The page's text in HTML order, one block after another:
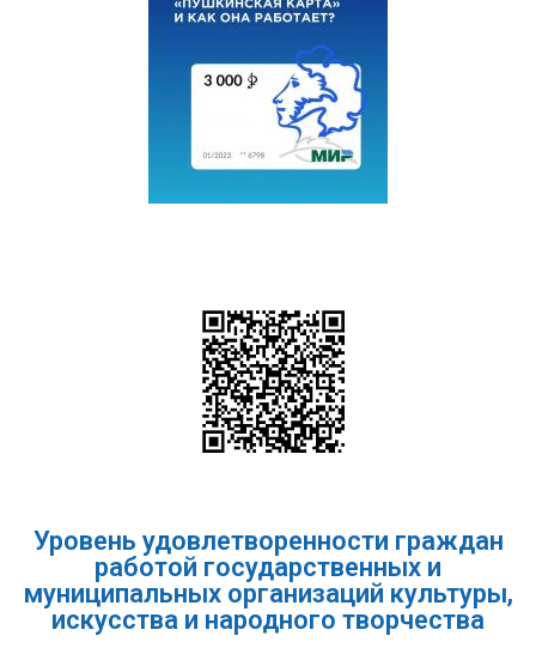
Уровень удовлетворенности граждан
работой государственных и
муниципальных организаций культуры,
искусства и народного творчества